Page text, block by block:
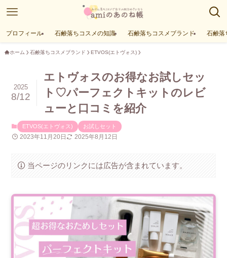
プロフィール 石鹸落ちコスメの知識 石鹸落ちコスメブランド 石鹸落
ホーム 石鹸落ちコスメブランド ETVOS(エトヴォス)
エトヴォスのお得なお試しセッ
ト♡パーフェクトキットのレビ
ューと口コミを紹介
2025
8/12
ETVOS(エトヴォス) お試しセット
2023年11月20日 2025年8月12日
当ページのリンクには広告が含まれています。